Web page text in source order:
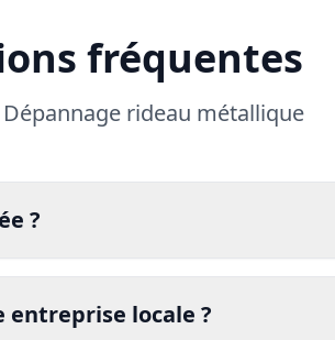
fréquentes
rideau métallique
?
certifié
entreprise locale ?